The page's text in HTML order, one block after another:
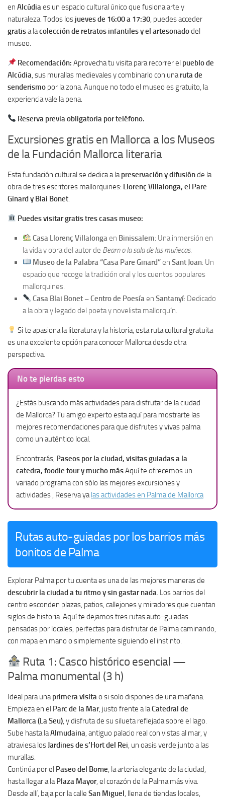
en Alcúdia es un espacio cultural único que fusiona arte y
naturaleza. Todos los jueves de 16:00 a 17:30 , puedes acceder
gratisa lacolección de retratos infantiles y el artesonadodel
museo.
Recomendación: Aprovecha tu visita para recorrer el pueblo de
Alcúdia , sus murallas medievales y combinarlo con una ruta de
senderismo por la zona. Aunque no todo el museo es gratuito, la
experiencia vale la pena.
Reserva previa obligatoria por teléfono.
Excursiones gratis en Mallorca a los Museos
de la Fundación Mallorca literaria
Esta fundación cultural se dedica a la preservación y difusiónde la
obra de tres escritores mallorquines: Llorenç Villalonga, el Pare
Ginard y Blai Bonet
Puedes visitar gratis tres casas museo:
Casa Llorenç Villalonga en Binissalem: Una inmersión en
la vida y obra del autor de Bearn o la sala de las muñecas.
Museo de la Palabra “Casa Pare Ginard”enSant Joan: Un
espacio que recoge la tradición oral y los cuentos populares
mallorquines.
Casa Blai Bonet – Centro de Poesía enSantanyí: Dedicado
a la obra y legado del poeta y novelista mallorquín.
Si te apasiona la literatura y la historia, esta ruta cultural gratuita
es una excelente opción para conocer Mallorca desde otra
perspectiva.
No te pierdas esto
¿Estás buscando más actividades para disfrutar de la ciudad
de Mallorca? Tu amigo experto esta aquí para mostrarte las
mejores recomendaciones para que disfrutes y vivas palma
como un auténtico local.
Encontrarás, Paseos por la ciudad, visitas guiadas a la
catedra, foodie tour y mucho másAquí te ofrecemos un
variado programa con sólo las mejores excursiones y
actividades , Reserva yalas actividades en Palma de Mallorca
Rutas auto-guiadas por los barrios más
bonitos de Palma
Explorar Palma por tu cuenta es una de las mejores maneras de
descubrir la ciudad a tu ritmo y sin gastar nada . Los barrios del
centro esconden plazas, patios, callejones y miradores que cuentan
siglos de historia. Aquí te dejamos tres rutas auto-guiadas
pensadas por locales, perfectas para disfrutar de Palma caminando,
con mapa en mano o simplemente siguiendo el instinto.
Ruta 1: Casco histórico esencial —
Palma monumental (3 h)
Ideal para una primera visita o si solo dispones de una mañana.
Empieza en el Parc de la Mar, justo frente a laCatedral de
Mallorca (La Seu) , y disfruta de su silueta reflejada sobre el lago.
Sube hasta laAlmudaina , antiguo palacio real con vistas al mar, y
atraviesa los Jardines de s’Hort del Rei , un oasis verde junto a las
murallas.
Continúa por el Paseo del Borne , la arteria elegante de la ciudad,
hasta llegar a la Plaza Mayor, el corazón de la Palma más viva.
Desde allí, baja por la calle San Miguel , llena de tiendas locales,